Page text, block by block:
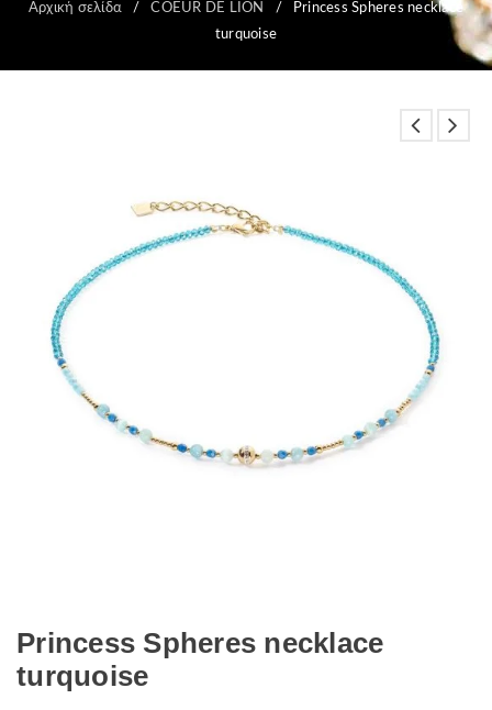
Αρχική σελίδα / COEUR DE LION /
Princess Spheres necklace
turquoise
Princess Spheres necklace
turquoise